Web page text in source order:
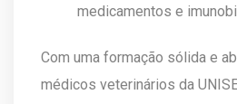
medicamentos e
Com uma formação sólida e
médicos veterinários da